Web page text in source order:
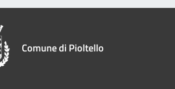
Comune di Pioltello